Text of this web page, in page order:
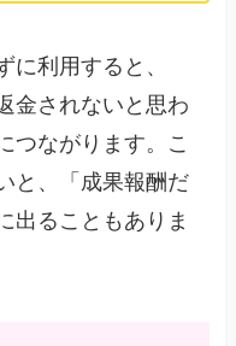
に利用すると、
金されないと思わ
つながります。こ
と、「成果報酬だ
出ることもありま